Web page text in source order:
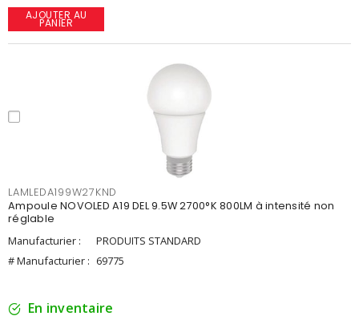
AJOUTER AU
PANIER
LAMLEDA199W27KND
Ampoule NOVOLED A19 DEL 9.5W 2700°K 800LM à intensité non
réglable
Manufacturier :
PRODUITS STANDARD
# Manufacturier : 69775
En inventaire